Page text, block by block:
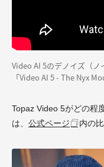
Video AI 5のデノイズ（
「Video AI 5 - The Nyx
Topaz Video 5がどの程
は、 公式ページ 内の